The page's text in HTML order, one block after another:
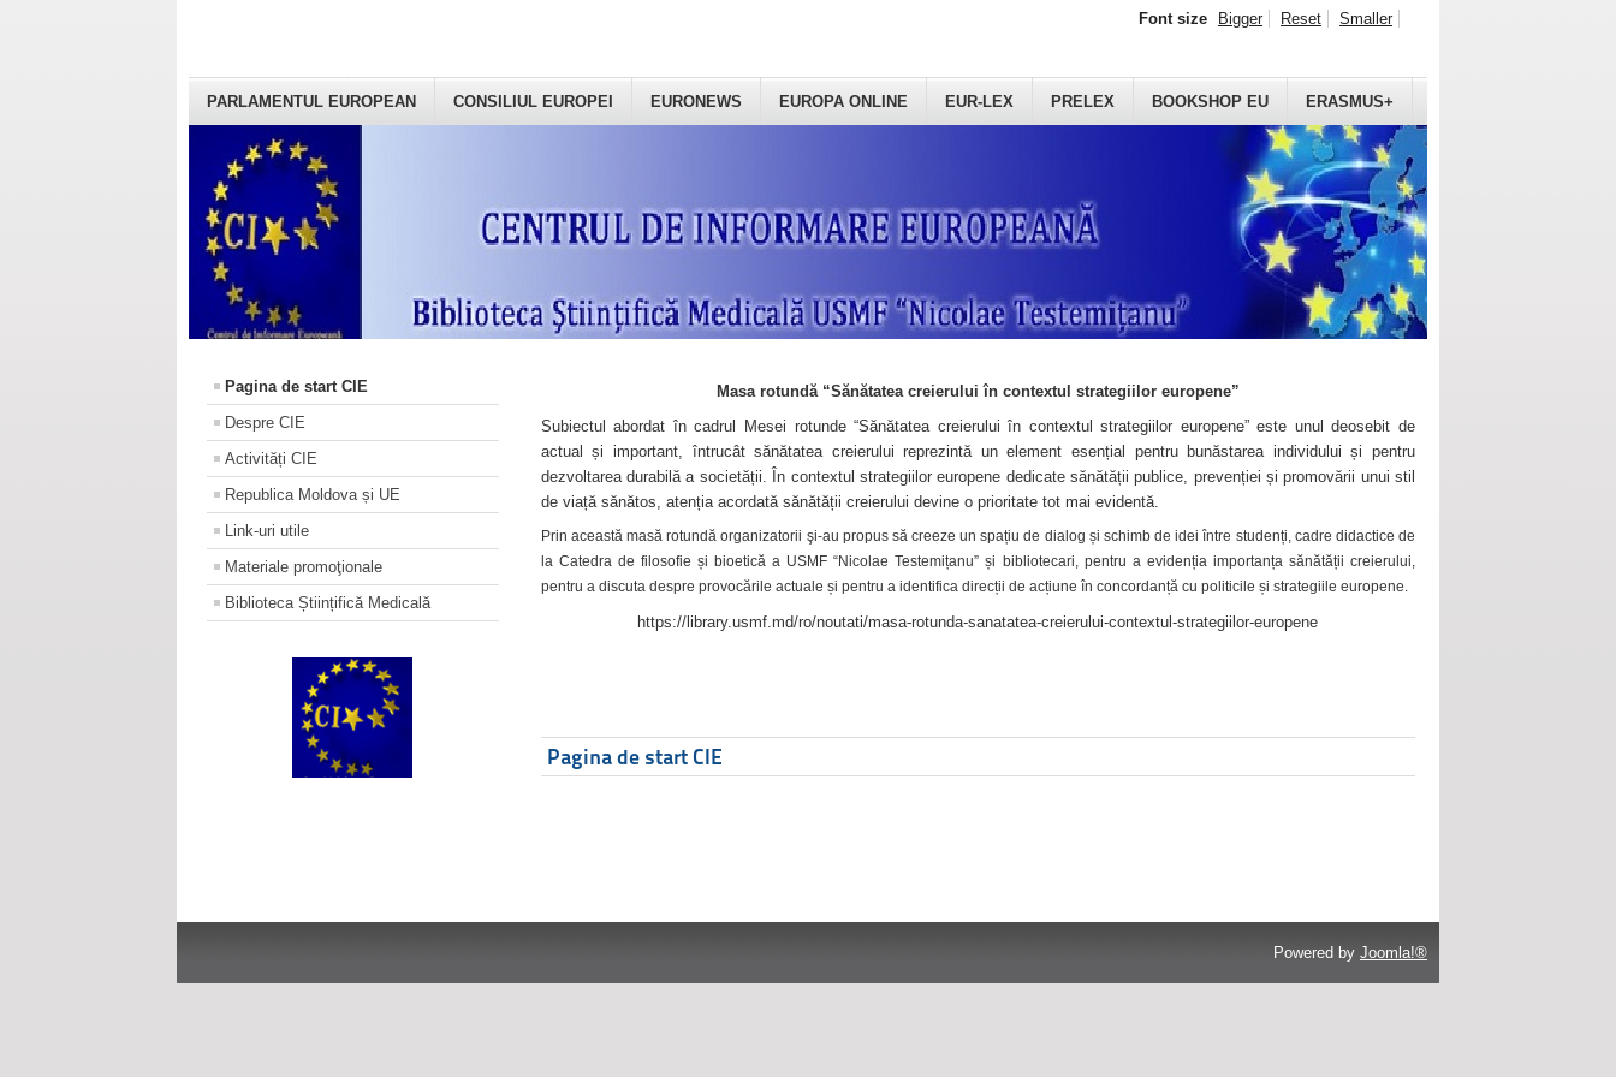
PARLAMENTUL EUROPEAN CONSILIUL EUROPEI EURONEWS EUROPA ONLINE EUR-LEX PRELEX BOOKSHOP EU ERASMUS+
Font size Bigger Reset Smaller
Pagina de start CIE
Despre CIE
Activități CIE
Republica Moldova și UE
Link-uri utile
Materiale promoţionale
Biblioteca Științifică Medicală
Masa rotundă “Sănătatea creierului în contextul strategiilor europene”
Subiectul abordat în cadrul Mesei rotunde “Sănătatea creierului în contextul strategiilor europene” este unul deosebit de
actual și important, întrucât sănătatea creierului reprezintă un element esențial pentru bunăstarea individului și pentru
dezvoltarea durabilă a societății. În contextul strategiilor europene dedicate sănătății publice, prevenției și promovării unui stil
de viață sănătos, atenția acordată sănătății creierului devine o prioritate tot mai evidentă.
Prin această masă rotundă organizatorii şi-au propus să creeze un spațiu de dialog și schimb de idei între studenți, cadre didactice de
la Catedra de filosofie și bioetică a USMF “Nicolae Testemițanu” și bibliotecari, pentru a evidenția importanța sănătății creierului,
pentru a discuta despre provocările actuale și pentru a identifica direcții de acțiune în concordanță cu politicile și strategiile europene.
https://library.usmf.md/ro/noutati/masa-rotunda-sanatatea-creierului-contextul-strategiilor-europene
Pagina de start CIE
Powered by Joomla!®